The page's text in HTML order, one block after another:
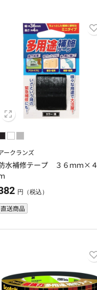
ークランズ
水補修テープ ３６ｍｍ×４
円（税込）
直送商品